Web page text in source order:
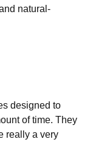
natural-
designed to
of time. They
really a very